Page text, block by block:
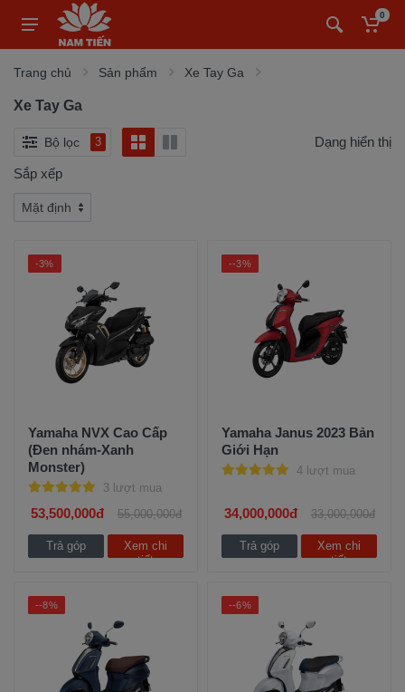
0
Trang chủ Sản phẩm Xe Tay Ga
Xe Tay Ga
Bộ lọc 3 Dạng hiển thị
Sắp xếp
-3%
Yamaha NVX Cao Cấp
(Đen nhám-Xanh
Monster)
3 lượt mua
53,500,000đ 55,000,000đ
Trả góp
Xem chi
tiết
--3%
Yamaha Janus 2023 Bản
Giới Hạn
4 lượt mua
34,000,000đ 33,000,000đ
Trả góp
Xem chi
tiết
--8% --6%